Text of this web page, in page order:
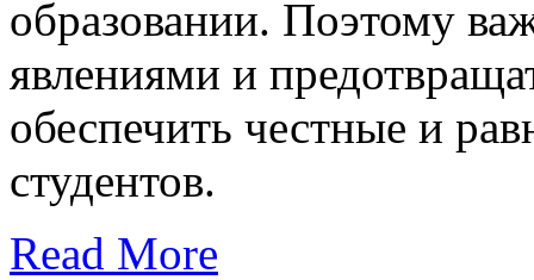
образовании. Поэтому
явлениями и
обеспечить честные и
студентов.
Read More